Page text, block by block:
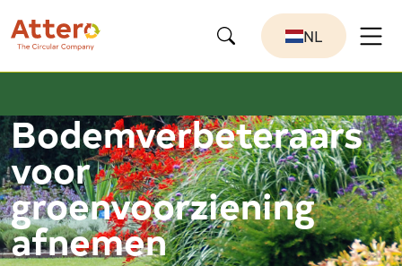
NL
Bodemverbeteraars
voor
groenvoorziening
afnemen